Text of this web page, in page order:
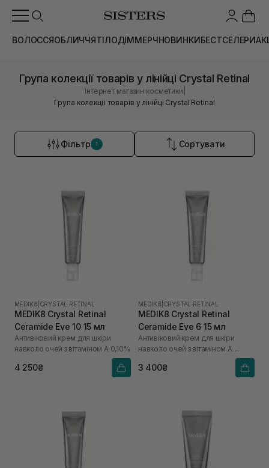
ВОЛОССЯОБЛИЧЧЯТІЛОДІММЕРЧНОВИНКИБЕСТСЕЛЕРИ
Група колекції товарів у лінійці Crystal Retinal
Інтернет магазин косметики
Група колекції товарів у лінійці Crystal Retinal
Фільтр 1 Сортувати
MEDIK8 CRYSTAL RETINAL
MEDIK8 Crystal Retinal
Ceramide Eye 10 15 мл
Антивіковий крем для шкіри
навколо очей з вітаміном А 0,10%
4 250₴
MEDIK8 CRYSTAL RETINAL
MEDIK8 Crystal Retinal
Ceramide Eye 6 15 мл
Антивіковий крем для шкіри
навколо очей з вітаміном А
3 400₴